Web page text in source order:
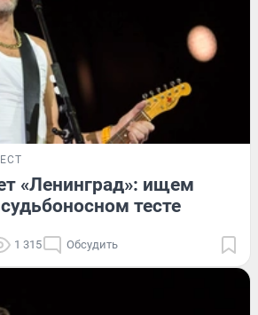
«Ленинград»: ищем
тесте
1 315 Обсудить